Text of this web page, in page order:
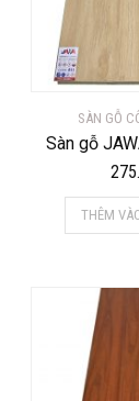
SÀN GỖ
Sàn gỗ
THÊM